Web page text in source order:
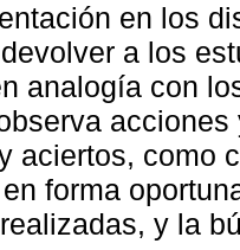
en los
a los
analogía con
aciertos, como
forma
y la